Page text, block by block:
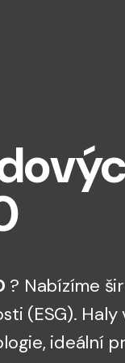
? Nabízíme
(ESG).
ideální